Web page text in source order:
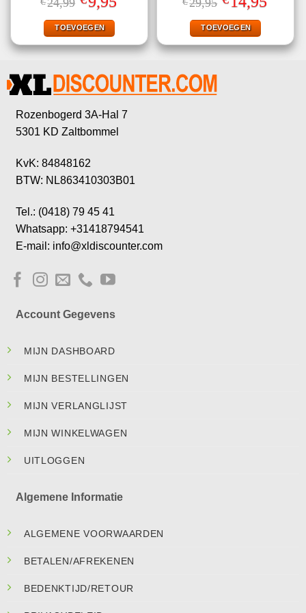
4.50uit 5
prijs
was:
€24,99.
prijs
TOEVOEGEN
4.57uit 5
prijs
was:
€29,95.
prijs
TOEVOEGEN
Rozenbogerd 3A-Hal 7
5301 KD Zaltbommel
KvK: 84848162
BTW: NL863410303B01
Tel.: (0418) 79 45 41
Whatsapp: +31418794541
E-mail: info@xldiscounter.com
Account Gegevens
MIJN DASHBOARD
MIJN BESTELLINGEN
MIJN VERLANGLIJST
MIJN WINKELWAGEN
UITLOGGEN
Algemene Informatie
ALGEMENE VOORWAARDEN
BETALEN/AFREKENEN
BEDENKTIJD/RETOUR